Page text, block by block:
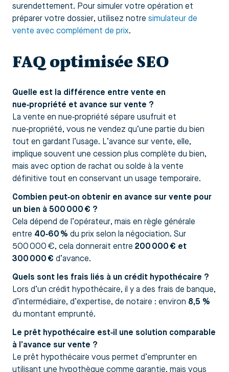
surendettement. Pour simuler votre opération et
préparer votre dossier, utilisez notre simulateur de
vente avec complément de prix.
FAQ optimisée SEO
Quelle est la différence entre vente en
nue‑propriété et avance sur vente ?
La vente en nue‑propriété sépare usufruit et
nue‑propriété, vous ne vendez qu’une partie du bien
tout en gardant l’usage. L’avance sur vente, elle,
implique souvent une cession plus complète du bien,
mais avec option de rachat ou solde à la vente
définitive tout en conservant un usage temporaire.
Combien peut‑on obtenir en avance sur vente pour
un bien à 500 000 € ?
Cela dépend de l’opérateur, mais en règle générale
entre 40‑60 % du prix selon la négociation. Sur
500 000 €, cela donnerait entre 200 000 € et
300 000 € d’avance.
Quels sont les frais liés à un crédit hypothécaire ?
Lors d’un crédit hypothécaire, il y a des frais de banque,
d’intermédiaire, d’expertise, de notaire : environ 8,5 %
du montant emprunté.
Le prêt hypothécaire est‑il une solution comparable
à l’avance sur vente ?
Le prêt hypothécaire vous permet d’emprunter en
utilisant une hypothèque comme garantie, mais vous